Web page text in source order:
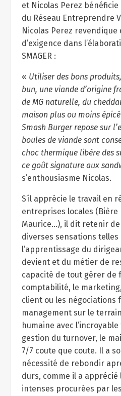
et Nicolas Perez bénéficie
du Réseau Entreprendre
Nicolas Perez revendique
d’exigence dans
SMAGER :
« Utiliser des bons
bun, une viande d’origine
de MG naturelle, du
maison plus ou moins
Smash Burger repose sur
boules de viande sont
choc thermique libère des
ce goût signature aux
s’enthousiasme Nicolas.
S’il apprécie le travail en
entreprises locales (Bière
Maurice…), il dit retenir
diverses sensations telles
l’apprentissage du
devient et du métier de
capacité de tout gérer de
comptabilité, le
client ou les négociations
management sur le
humaine avec
gestion du turnover, le
7/7 coute que coute. Il a
nécessité de rebondir
durs, comme il a apprécié
intenses procurées par